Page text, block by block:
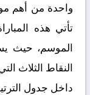
واحدة من أهم
تأتي هذه
الموسم، حيث
النقاط الثلاث
داخل جدول